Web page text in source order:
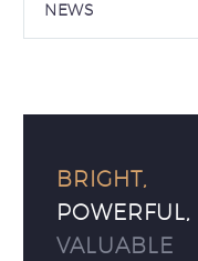
NEWS
BRIGHT,
POWERFUL,
VALUABLE